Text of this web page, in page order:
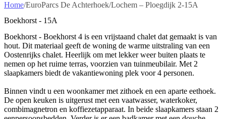
Home/EuroParcs De Achterhoek/Lochem – Ploegdijk 2-15A
Boekhorst - 15A
Boekhorst - Boekhorst 4 is een vrijstaand chalet dat gemaakt is van
hout. Dit materiaal geeft de woning de warme uitstraling van een
Oostenrijks chalet. Heerlijk om met lekker weer buiten plaats te
nemen op het ruime terras, voorzien van tuinmeubilair. Met 2
slaapkamers biedt de vakantiewoning plek voor 4 personen.
Binnen vindt u een woonkamer met zithoek en een aparte eethoek.
De open keuken is uitgerust met een vaatwasser, waterkoker,
combimagnetron en koffiezetapparaat. In beide slaapkamers staan 2